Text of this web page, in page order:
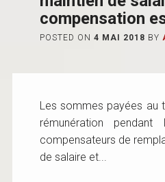
compensation
POSTED ON 4 MAI 2018 BY
Les sommes payées au
rémunération
compensateurs de
de salaire et...